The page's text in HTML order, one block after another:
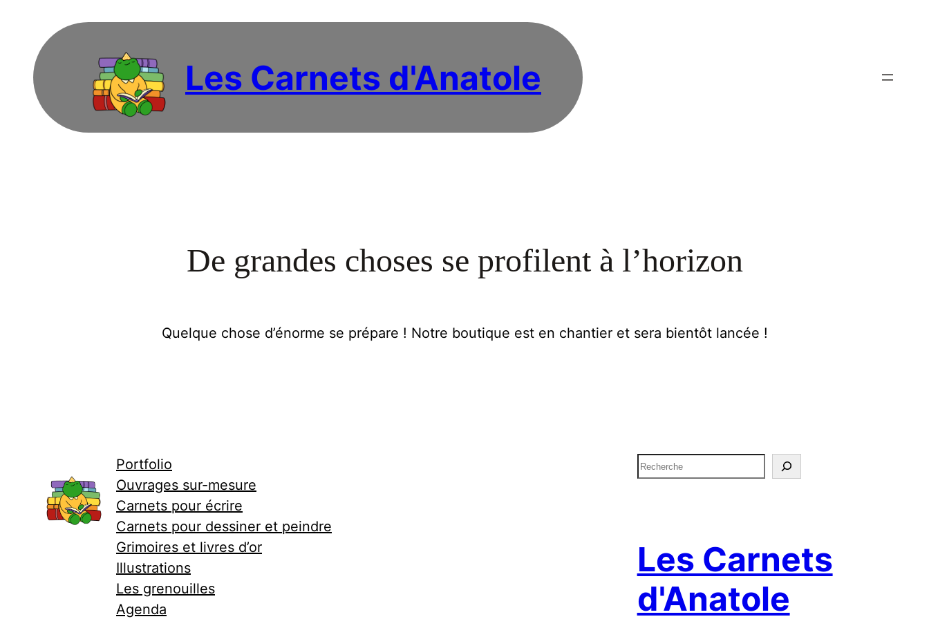
Les Carnets d'Anatole
De grandes choses se profilent à l’horizon
Quelque chose d’énorme se prépare ! Notre boutique est en chantier et sera bientôt lancée !
Portfolio
Ouvrages sur-mesure
Carnets pour écrire
Carnets pour dessiner et peindre
Grimoires et livres d’or
Illustrations
Les grenouilles
Agenda
R
e
e
r
c
h
Les Carnets
d'Anatole